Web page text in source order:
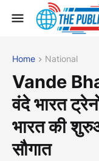
Home National
Vande
वंदे भारत
भारत की
सौगात